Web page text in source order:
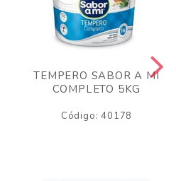
TEMPERO SABOR A MI
COMPLETO 5KG
Código: 40178